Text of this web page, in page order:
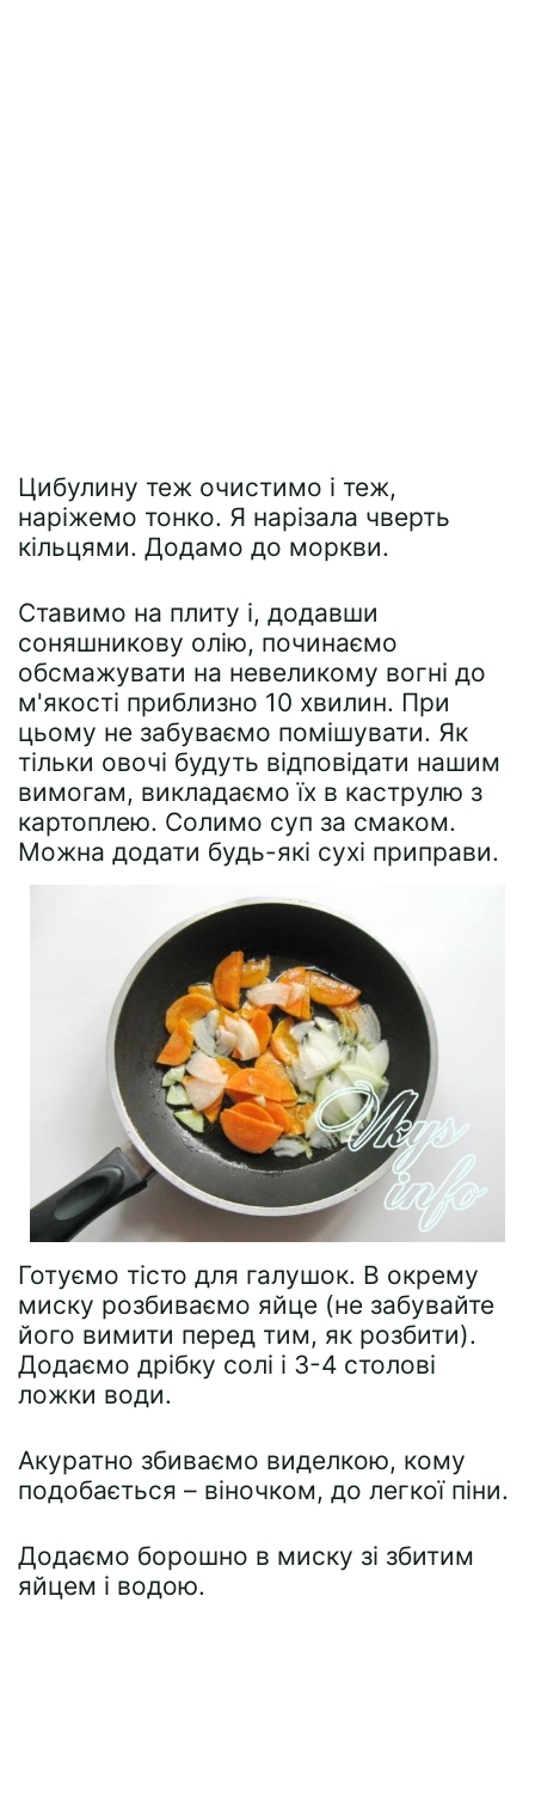
Цибулину теж очистимо і теж,
наріжемо тонко. Я нарізала чверть
кільцями. Додамо до моркви.
Ставимо на плиту і, додавши
соняшникову олію, починаємо
обсмажувати на невеликому вогні до
м'якості приблизно 10 хвилин. При
цьому не забуваємо помішувати. Як
тільки овочі будуть відповідати нашим
вимогам, викладаємо їх в каструлю з
картоплею. Солимо суп за смаком.
Можна додати будь-які сухі приправи.
Готуємо тісто для галушок. В окрему
миску розбиваємо яйце (не забувайте
його вимити перед тим, як розбити).
Додаємо дрібку солі і 3-4 столові
ложки води.
Акуратно збиваємо виделкою, кому
подобається – віночком, до легкої піни.
Додаємо борошно в миску зі збитим
яйцем і водою.